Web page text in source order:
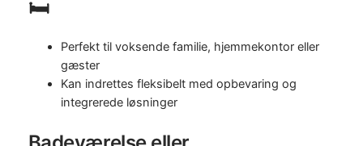
🛏️
Perfekt til voksende familie, hjemmekontor eller
gæster
Kan indrettes fleksibelt med opbevaring og
integrerede løsninger